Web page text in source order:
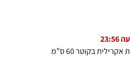
שלום, הם מראה פנורמית אקרילית בקוטר 60 ס”מ